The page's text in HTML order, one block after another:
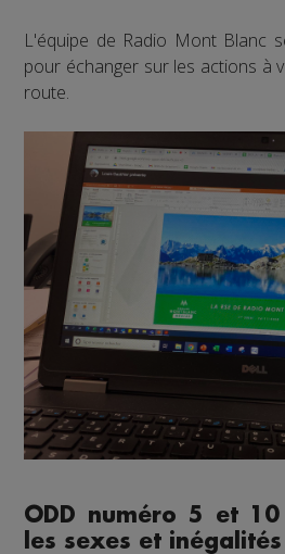
L'équipe de Radio Mont Blanc
pour échanger sur les actions à
route.
ODD numéro 5 et
les sexes et